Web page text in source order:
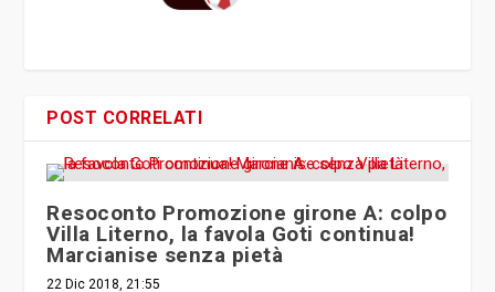
POST CORRELATI
Resoconto Promozione girone A: colpo
Villa Literno, la favola Goti continua!
Marcianise senza pietà
22 Dic 2018, 21:55